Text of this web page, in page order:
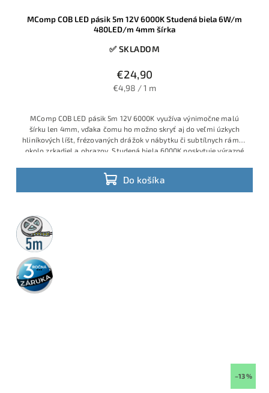
MComp COB LED pásik 5m 12V 6000K Studená biela 6W/m
480LED/m 4mm šírka
✅ SKLADOM
€24,90
€4,98 / 1 m
Do košíka
MComp COB LED pásik 5m 12V 6000K využíva výnimočne malú
šírku len 4mm, vďaka čomu ho možno skryť aj do veľmi úzkych
hliníkových líšt, frézovaných drážok v nábytku či subtílnych rámov
okolo zrkadiel a obrazov. Studená biela 6000K poskytuje výrazné
480 diód/m zabezpečuje súvislú svetelnú čiaru bez bodiek a príkon
6W/m garantuje úspornú prevádzku.
5m
rolka
3 roky
záruka
–13 %